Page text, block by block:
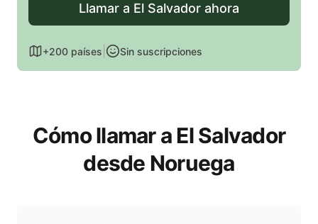
Llamar a El Salvador ahora
+200 países Sin suscripciones
Cómo llamar a El Salvador
desde Noruega